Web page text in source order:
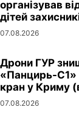
організував
дітей
07.08.2026
Дрони ГУР
«Панцирь-С1»
кран у Криму
07.08.2026